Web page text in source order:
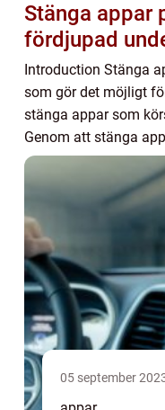
Stänga appar
fördjupad
Introduction Stänga
som gör det möjligt
stänga appar som
Genom att stänga
batteritid, förbättra
05 september